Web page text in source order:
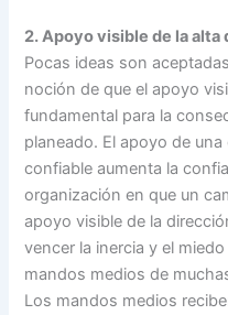
2. Apoyo visible de la
Pocas ideas son
noción de que el apoyo
fundamental para la
planeado. El apoyo de
confiable aumenta la
organización en que un
apoyo visible de la
vencer la inercia y el
mandos medios de
Los mandos medios